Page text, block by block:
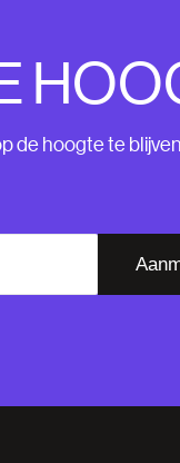
de hoogte te